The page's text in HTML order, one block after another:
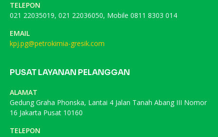
TELEPON
021 22035019, 021 22036050, Mobile 0811 8303 014
EMAIL
kpj.pg@petrokimia-gresik.com
PUSAT LAYANAN PELANGGAN
ALAMAT
Gedung Graha Phonska, Lantai 4 Jalan Tanah Abang III Nomor
16 Jakarta Pusat 10160
TELEPON